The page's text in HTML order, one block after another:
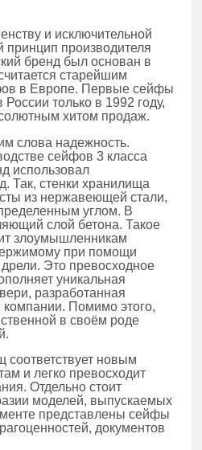
и исключительной
принцип производителя
бренд был основан в
старейшим
в Европе. Первые сейфы
только в 1992 году,
хитом продаж.
слова надежность.
сейфов 3 класса
использовал
Так, стенки хранилища
из нержавеющей стали,
углом. В
слой бетона. Такое
злоумышленникам
при помощи
Это превосходное
уникальная
разработанная
Помимо этого,
в своём роде
соответствует новым
и легко превосходит
Отдельно стоит
моделей, выпускаемых
представлены сейфы
документов